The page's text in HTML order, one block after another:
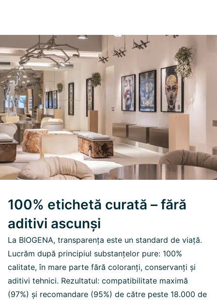
100% etichetă curată – fără
aditivi ascunși
La BIOGENA, transparența este un standard de viață.
Lucrăm după principiul substanțelor pure: 100%
calitate, în mare parte fără coloranți, conservanți și
aditivi tehnici. Rezultatul: compatibilitate maximă
(97%) și recomandare (95%) de către peste 18.000 de